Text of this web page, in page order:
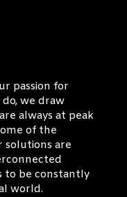
passion for
we draw
always at peak
of the
solutions are
to be constantly
world.